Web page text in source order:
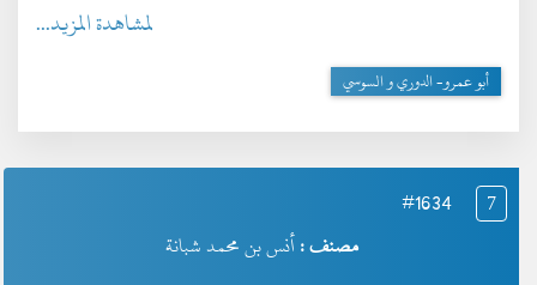
لمشاهدة المزيد...
أبو عمرو- الدوري و السوسي
7
#1634
مصنف :أنس بن محمد شبانة